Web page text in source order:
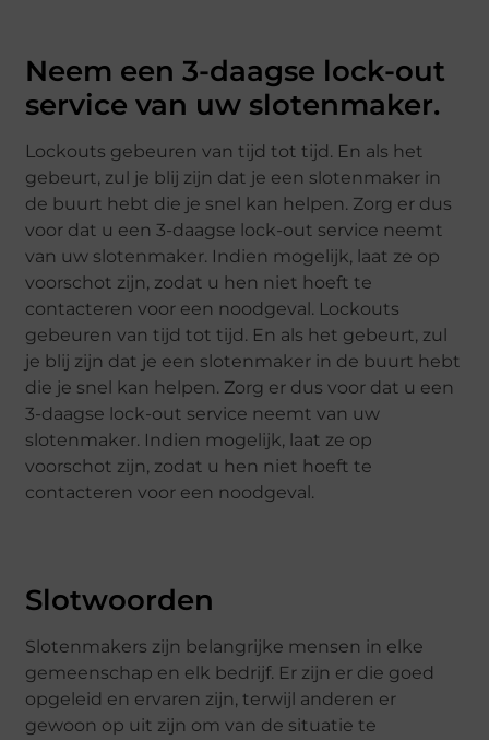
Neem een 3-daagse lock-out
service van uw slotenmaker.
Lockouts gebeuren van tijd tot tijd. En als het
gebeurt, zul je blij zijn dat je een slotenmaker in
de buurt hebt die je snel kan helpen. Zorg er dus
voor dat u een 3-daagse lock-out service neemt
van uw slotenmaker. Indien mogelijk, laat ze op
voorschot zijn, zodat u hen niet hoeft te
contacteren voor een noodgeval. Lockouts
gebeuren van tijd tot tijd. En als het gebeurt, zul
je blij zijn dat je een slotenmaker in de buurt hebt
die je snel kan helpen. Zorg er dus voor dat u een
3-daagse lock-out service neemt van uw
slotenmaker. Indien mogelijk, laat ze op
voorschot zijn, zodat u hen niet hoeft te
contacteren voor een noodgeval.
Slotwoorden
Slotenmakers zijn belangrijke mensen in elke
gemeenschap en elk bedrijf. Er zijn er die goed
opgeleid en ervaren zijn, terwijl anderen er
gewoon op uit zijn om van de situatie te